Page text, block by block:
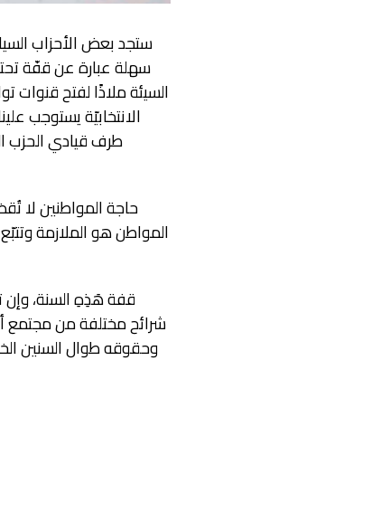
ستجد بعض الأحزاب
سهلة عبارة عن قفّة
السيئة ملاذًا لفتح قنوات
الانتخابيّة يستوجب
طرف قيادي الحزب
حاجة المواطنين لا
المواطن هو الملازمة
قفة هَذِهِ السنة، وإن
شرائح مختلفة من مجتمع
وحقوقه طوال السنين